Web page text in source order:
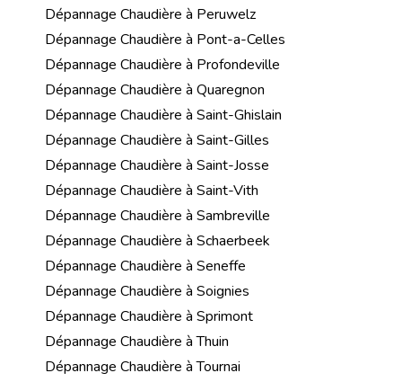
Dépannage Chaudière à Peruwelz
Dépannage Chaudière à Pont-a-Celles
Dépannage Chaudière à Profondeville
Dépannage Chaudière à Quaregnon
Dépannage Chaudière à Saint-Ghislain
Dépannage Chaudière à Saint-Gilles
Dépannage Chaudière à Saint-Josse
Dépannage Chaudière à Saint-Vith
Dépannage Chaudière à Sambreville
Dépannage Chaudière à Schaerbeek
Dépannage Chaudière à Seneffe
Dépannage Chaudière à Soignies
Dépannage Chaudière à Sprimont
Dépannage Chaudière à Thuin
Dépannage Chaudière à Tournai